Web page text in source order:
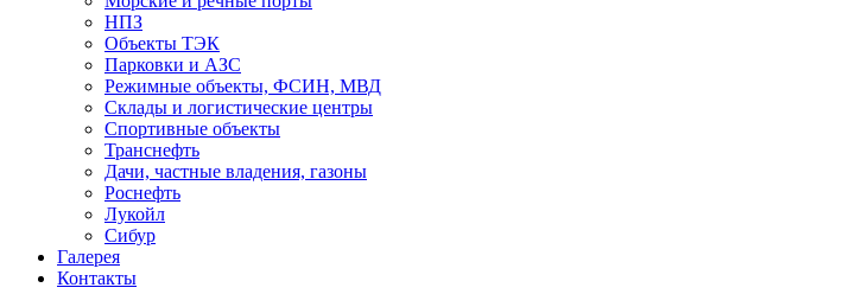
НПЗ
Объекты ТЭК
Парковки и АЗС
Режимные объекты, ФСИН, МВД
Склады и логистические центры
Спортивные объекты
Транснефть
Дачи, частные владения, газоны
Роснефть
Лукойл
Сибур
Галерея
Контакты